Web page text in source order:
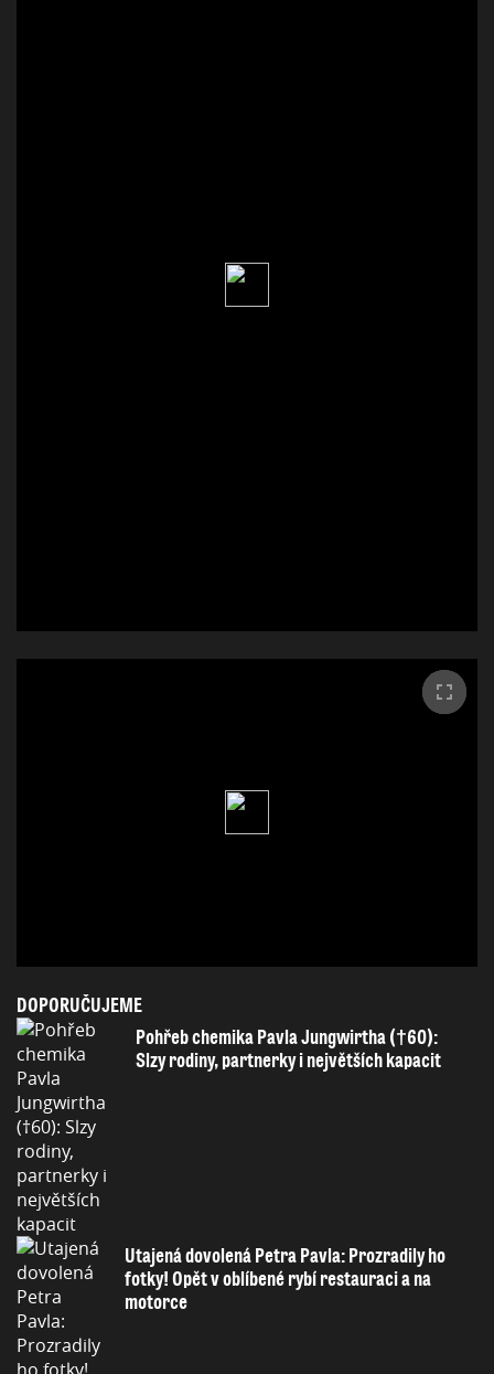
DOPORUČUJEME
Pohřeb chemika Pavla Jungwirtha (†60):
Slzy rodiny, partnerky i největších kapacit
Utajená dovolená Petra Pavla: Prozradily ho
fotky! Opět v oblíbené rybí restauraci a na
motorce